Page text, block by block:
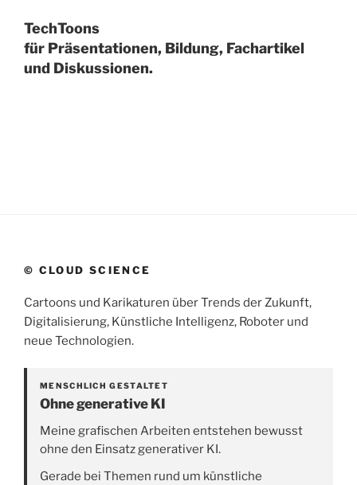
TechToons
für Präsentationen, Bildung, Fachartikel
und Diskussionen.
© CLOUD SCIENCE
Cartoons und Karikaturen über Trends der Zukunft,
Digitalisierung, Künstliche Intelligenz, Roboter und
neue Technologien.
MENSCHLICH GESTALTET
Ohne generative KI
Meine grafischen Arbeiten entstehen bewusst
ohne den Einsatz generativer KI.
Gerade bei Themen rund um künstliche